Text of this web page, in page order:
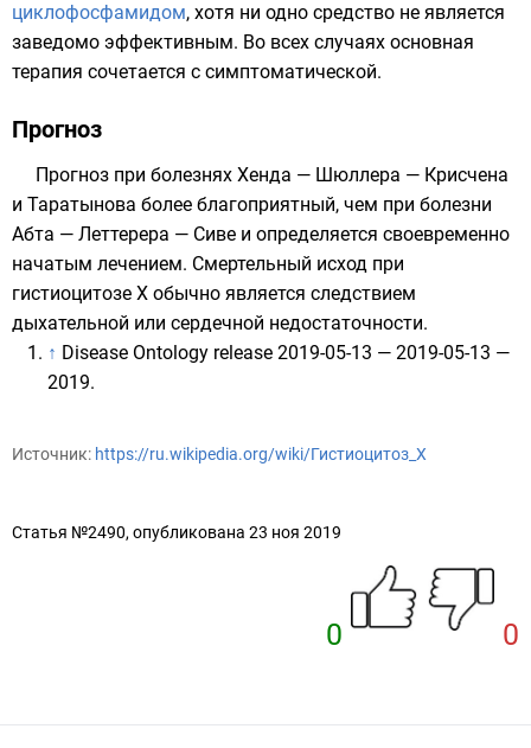
циклофосфамидом, хотя ни одно средство не является
заведомо эффективным. Во всех случаях основная
терапия сочетается с симптоматической.
Прогноз
Прогноз при болезнях Хенда — Шюллера — Крисчена
и Таратынова более благоприятный, чем при болезни
Абта — Леттерера — Сиве и определяется своевременно
начатым лечением. Смертельный исход при
гистиоцитозе X обычно является следствием
дыхательной или сердечной недостаточности.
↑ Disease Ontology release 2019-05-13 — 2019-05-13 —
2019.
Источник: https://ru.wikipedia.org/wiki/Гистиоцитоз_X
Статья №2490, опубликована 23 ноя 2019
0 0